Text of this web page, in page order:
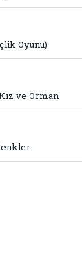
Oyunu)
ve Orman